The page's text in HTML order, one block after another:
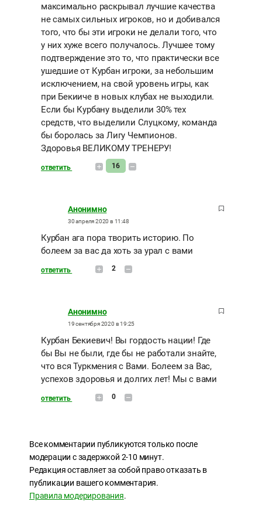
максимально раскрывал лучшие качества
не самых сильных игроков, но и добивался
того, что бы эти игроки не делали того, что
у них хуже всего получалось. Лучшее тому
подтверждение это то, что практически все
ушедшие от Курбан игроки, за небольшим
исключением, на свой уровень игры, как
при Бекииче в новых клубах не выходили.
Если бы Курбану выделили 30% тех
средств, что выделили Слуцкому, команда
бы боролась за Лигу Чемпионов.
Здоровья ВЕЛИКОМУ ТРЕНЕРУ!
ответить 16
Анонимно
30 апреля 2020 в 11:48
Курбан ага пора творить историю. По
болеем за вас да хоть за урал с вами
ответить 2
Анонимно
19 сентября 2020 в 19:25
Курбан Бекиевич! Вы гордость нации! Где
бы Вы не были, где бы не работали знайте,
что вся Туркмения с Вами. Болеем за Вас,
успехов здоровья и долгих лет! Мы с вами
ответить 0
Все комментарии публикуются только после
модерации с задержкой 2-10 минут.
Редакция оставляет за собой право отказать в
публикации вашего комментария.
Правила модерирования.